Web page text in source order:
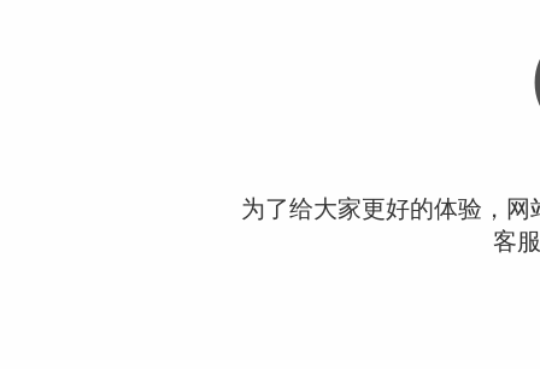
为了给大家更好的体验，
客